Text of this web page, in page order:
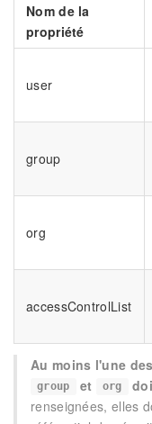
Nom de la
propriété
user
group
org
accessControlList
Au moins l'une
group et org
renseignées, elles